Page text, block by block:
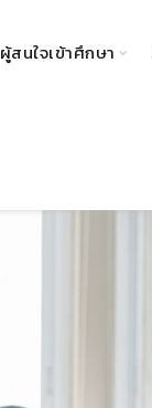
ผู้สนใจเข้าศึกษา